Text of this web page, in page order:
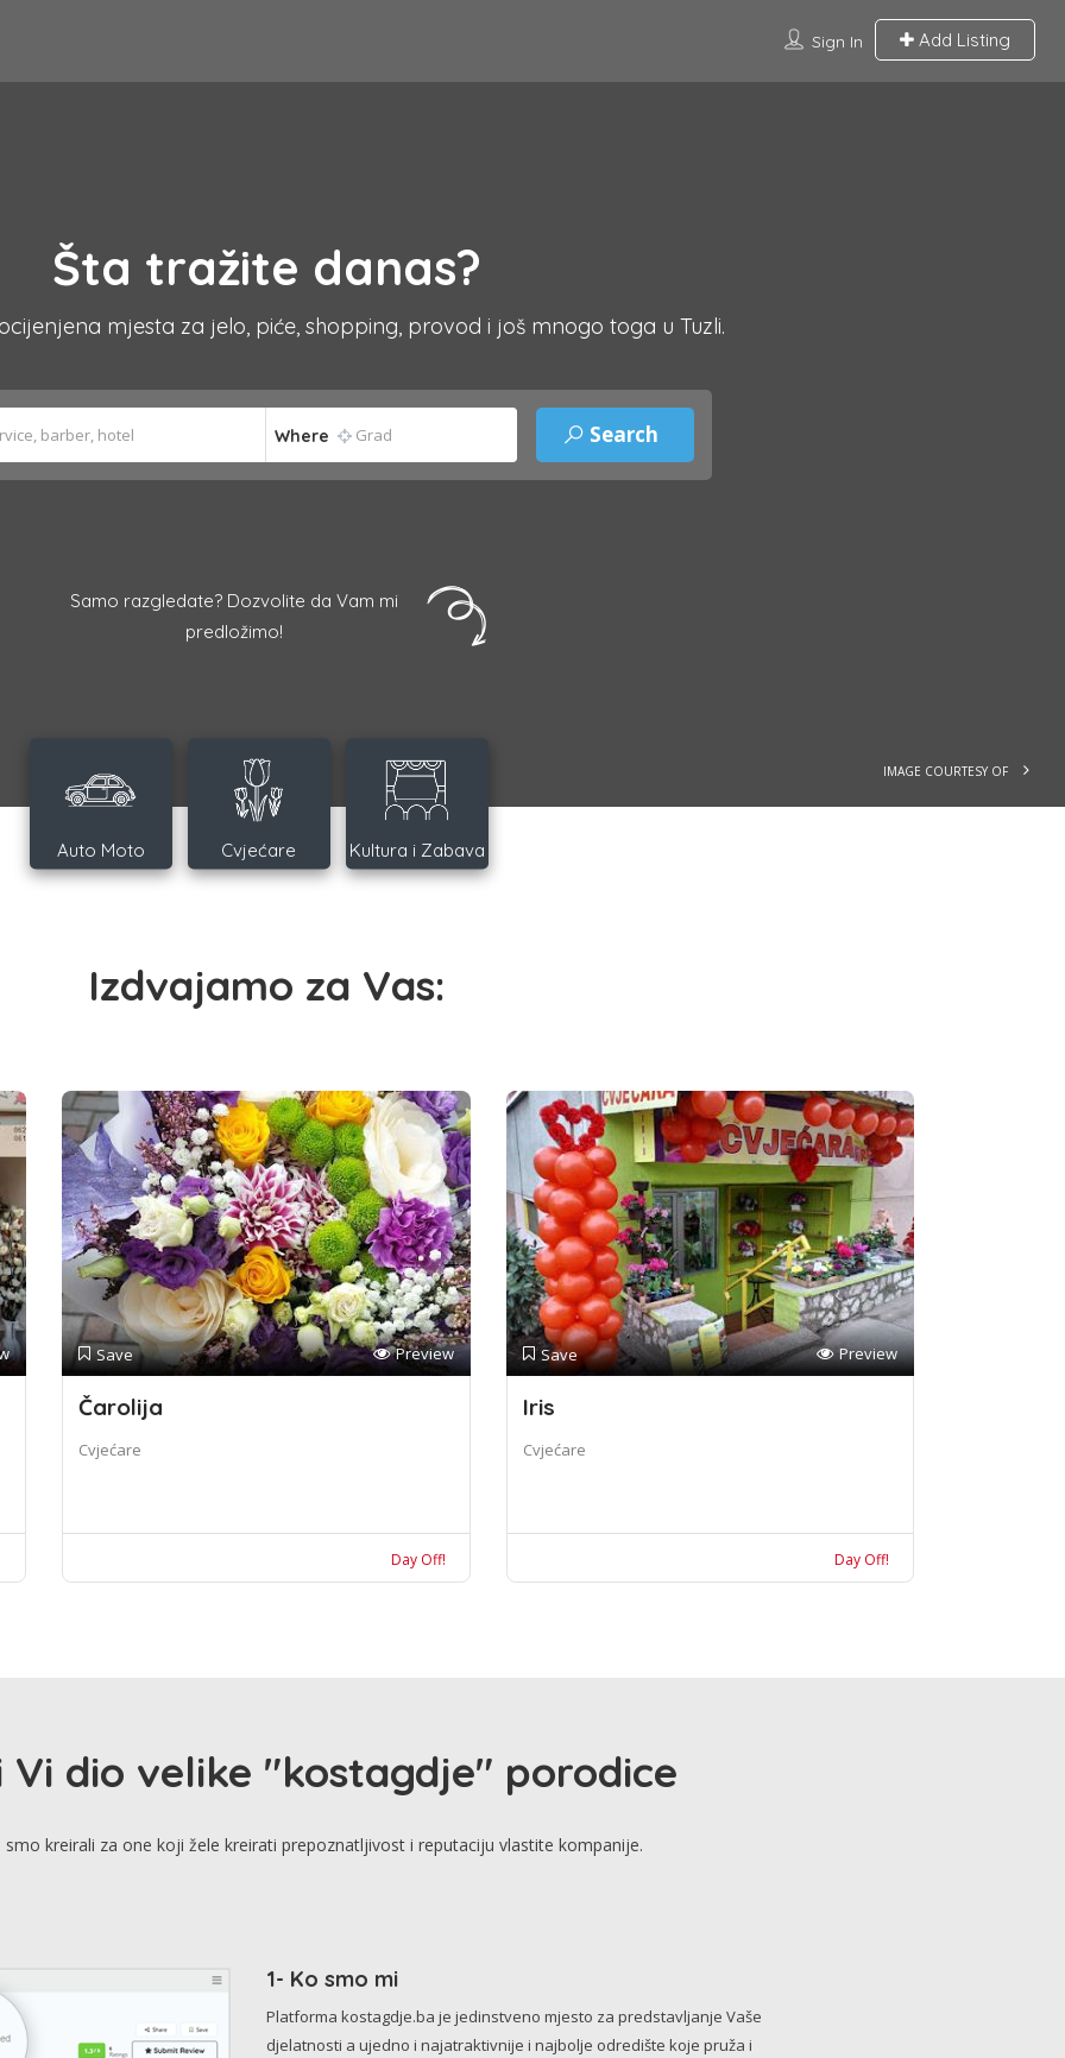
Sign In Add Listing
IMAGE COURTESY OF
Šta tražite danas?
mjesta za jelo, piće, shopping, provod i još mnogo toga u Tuzli.
Where
Samo razgledate? Dozvolite da Vam mi
predložimo!
Auto Moto Cvjećare Kultura i Zabava
Izdvajamo za Vas:
Save Preview
Čarolija
Cvjećare
Day Off!
Save Preview
Iris
Cvjećare
Day Off!
Vi dio velike "kostagdje" porodice
kreirali za one koji žele kreirati prepoznatljivost i reputaciju vlastite kompanije.
1- Ko smo mi
Platforma kostagdje.ba je jedinstveno mjesto za predstavljanje Vaše
djelatnosti a ujedno i najatraktivnije i najbolje odredište koje pruža i